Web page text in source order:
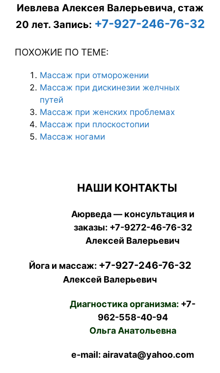
Иевлева Алексея Валерьевича, стаж
20 лет. Запись: +7-927-246-76-32
ПОХОЖИЕ ПО ТЕМЕ:
Массаж при отморожении
Массаж при дискинезии желчных
путей
Массаж при женских проблемах
Массаж при плоскостопии
Массаж ногами
НАШИ КОНТАКТЫ
Аюрведа — консультация и
заказы: +7-9272-46-76-32
Алексей Валерьевич
Йога и массаж: +7-927-246-76-32
Алексей Валерьевич
Диагностика организма: +7-
962-558-40-94
Ольга Анатольевна
e-mail: airavata@yahoo.com